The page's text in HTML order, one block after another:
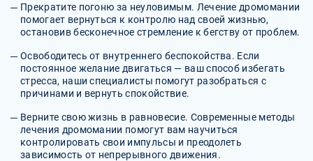
Прекратите погоню за неуловимым. Лечение дромомании
помогает вернуться к контролю над своей жизнью,
остановив бесконечное стремление к бегству от проблем.
Освободитесь от внутреннего беспокойства. Если
постоянное желание двигаться — ваш способ избегать
стресса, наши специалисты помогут разобраться с
причинами и вернуть спокойствие.
Верните свою жизнь в равновесие. Современные методы
лечения дромомании помогут вам научиться
контролировать свои импульсы и преодолеть
зависимость от непрерывного движения.